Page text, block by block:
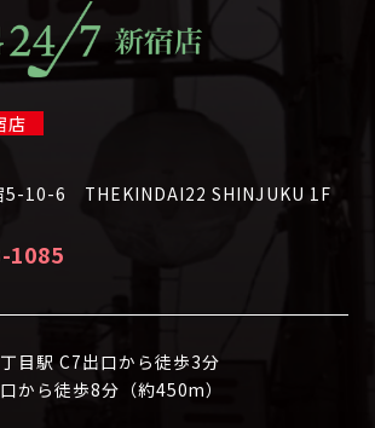
店
5-10-6 THEKINDAI22 SHINJUKU 1F
1085
目駅 C7出口から徒歩3分
から徒歩8分（約450m）